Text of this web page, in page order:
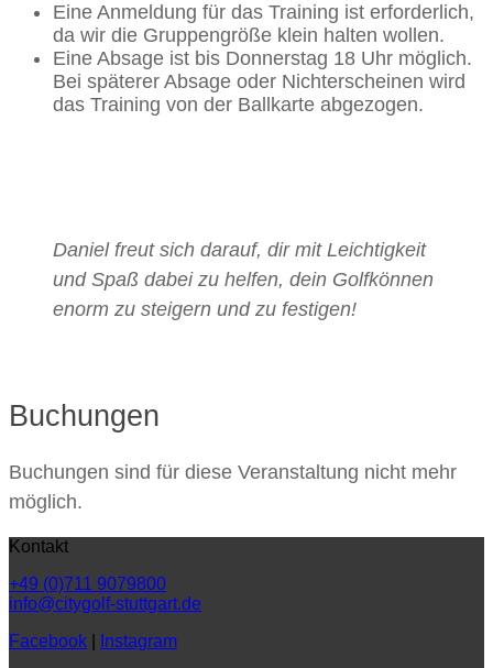
Eine Anmeldung für das Training ist erforderlich,
da wir die Gruppengröße klein halten wollen.
Eine Absage ist bis Donnerstag 18 Uhr möglich.
Bei späterer Absage oder Nichterscheinen wird
das Training von der Ballkarte abgezogen.
Daniel freut sich darauf, dir mit Leichtigkeit
und Spaß dabei zu helfen, dein Golfkönnen
enorm zu steigern und zu festigen!
Buchungen
Buchungen sind für diese Veranstaltung nicht mehr
möglich.
Kontakt
+49 (0)711 9079800
info@citygolf-stuttgart.de
Facebook
Instagram